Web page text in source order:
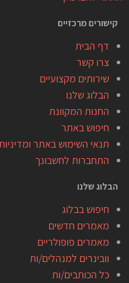
קישורים מרכזיים
דף הבית
צרו קשר
שירותים מקצועיים
הבלוג שלנו
החנות המקוונת
חיפוש באתר
תנאי השימוש באתר
התחברות לחשבונך
הבלוג שלנו
חיפוש בבלוג
מאמרים חדשים
מאמרים פופולריים
וובינרים למנהלים/ות
כל הכותבים/ות